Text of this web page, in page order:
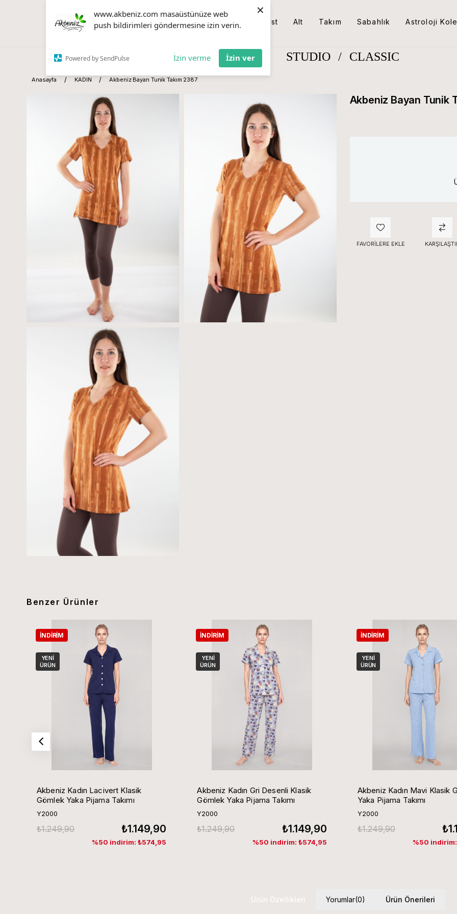
www.akbeniz.com masaüstünüze web
push bildirimleri göndermesine izin verin.
Powered by SendPulse İzin verme İzin ver
×
Üst Alt Takım Sabahlık Astroloji
STUDIO / CLASSIC
Anasayfa KADIN Akbeniz Bayan Tunik Takım 2387
Akbeniz Bayan Tunik
FAVORILERE EKLE
Benzer Ürünler
Akbeniz Kadın Lacivert Klasik
Gömlek Yaka Pijama Takımı
Y2000
₺1.149,90
₺1.249,90
%50 indirim: ₺574,95
İNDIRIM
YENI
ÜRÜN
Akbeniz Kadın Gri Desenli Klasik
Gömlek Yaka Pijama Takımı
Y2000
₺1.149,90
₺1.249,90
%50 indirim: ₺574,95
İNDIRIM
YENI
ÜRÜN
Akbeniz Kadın Mavi Klasik
Yaka Pijama Takımı
Y2000
₺1.249,90
%50
İNDIRIM
YENI
ÜRÜN
Ürün Özellikleri Yorumlar(0) Ürün Önerileri